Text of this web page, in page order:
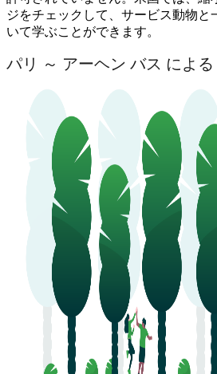
ジをチェックして、サービス動物と
いて学ぶことができます。
パリ ～ アーヘン バス による